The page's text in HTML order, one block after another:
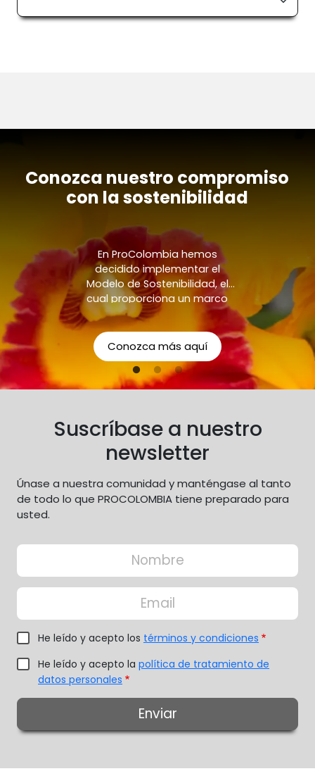
Conozca nuestro compromiso
con la sostenibilidad
En ProColombia hemos
decidido implementar el
Modelo de Sostenibilidad, el
cual proporciona un marco
para nuestras
responsabilidades como
organización con respecto a
los aspectos económicos,
sociales y ambientales.
Conozca más aquí
Suscríbase a nuestro
newsletter
Únase a nuestra comunidad y manténgase al tanto
de todo lo que PROCOLOMBIA tiene preparado para
usted.
Input Formulario
Nombre
Correo electrónico
He leído y acepto los términos y condiciones
He leído y acepto la política de tratamiento de
datos personales